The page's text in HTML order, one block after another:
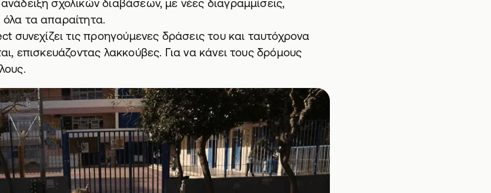
σχολικών διαβάσεων, με νέες διαγραμμίσεις,
τα απαραίτητα.
συνεχίζει τις προηγούμενες δράσεις του και ταυτόχρονα
επισκευάζοντας λακκούβες. Για να κάνει τους δρόμους